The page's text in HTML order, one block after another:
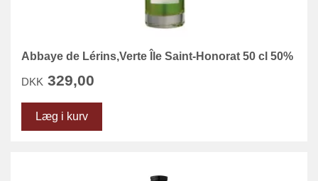
Abbaye de Lérins,Verte Île Saint-Honorat 50 cl 50%
DKK 329,00
Læg i kurv